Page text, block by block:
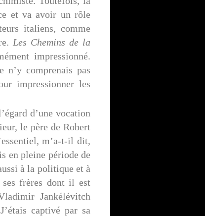
et va avoir un rôle
italiens, comme
Les Chemins de la
impressionné.
n’y comprenais pas
impressionner les
d’une vocation
le père de Robert
m’a-t-il dit,
en pleine période de
à la politique et à
frères dont il est
Jankélévitch
captivé par sa